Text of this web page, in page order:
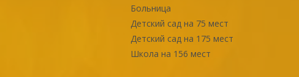
Больница
Детский сад на 75 мест
Детский сад на 175 мест
Школа на 156 мест